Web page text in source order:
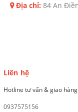
Địa chỉ: 84 An
Liên hệ
Hotline tư vấn & giao
0937575156